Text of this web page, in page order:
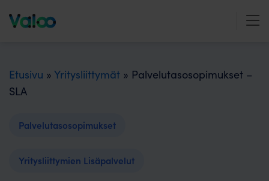
Etusivu » Yritysliittymät » Palvelutasosopimukset –
SLA
Palvelutasosopimukset
Yritysliittymien Lisäpalvelut